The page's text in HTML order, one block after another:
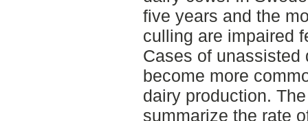
five years and the
culling are impaired
Cases of unassisted
become more
dairy production.
summarize the rate